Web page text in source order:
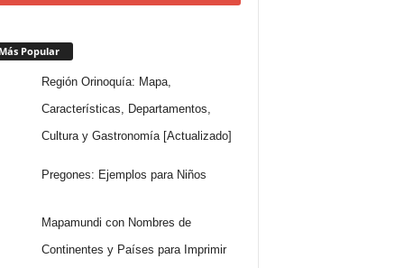
Popular
Región Orinoquía: Mapa,
Características, Departamentos,
Cultura y Gastronomía [Actualizado]
Pregones: Ejemplos para Niños
Mapamundi con Nombres de
Continentes y Países para Imprimir